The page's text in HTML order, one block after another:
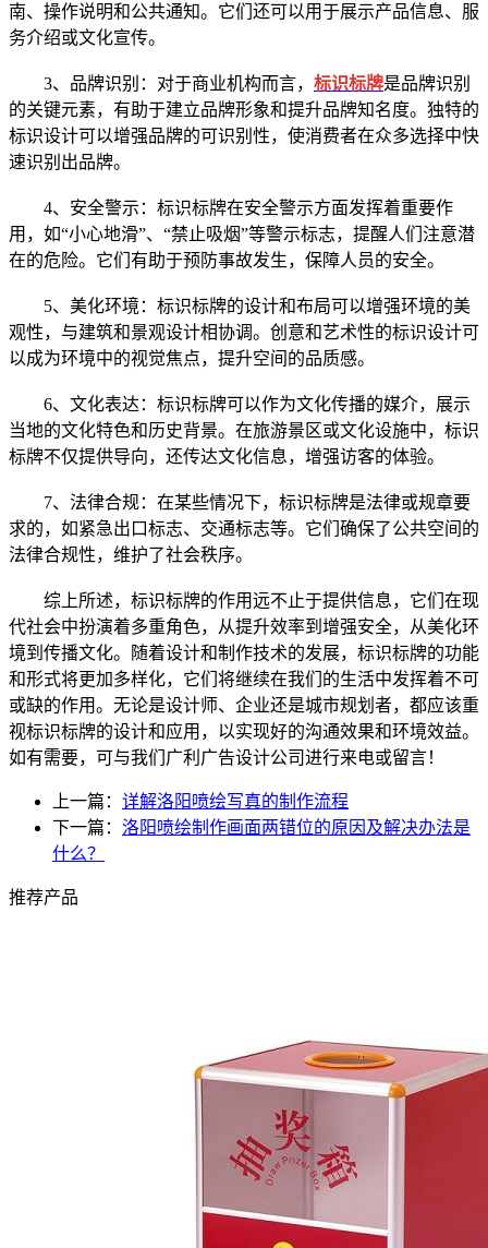
南、操作说明和公共通知。它们还可以用于展示产品信息、服
务介绍或文化宣传。
3、品牌识别：对于商业机构而言， 标识标牌是品牌识别
的关键元素，有助于建立品牌形象和提升品牌知名度。独特的
标识设计可以增强品牌的可识别性，使消费者在众多选择中快
速识别出品牌。
4、安全警示：标识标牌在安全警示方面发挥着重要作
用，如“小心地滑”、“禁止吸烟”等警示标志，提醒人们注意潜
在的危险。它们有助于预防事故发生，保障人员的安全。
5、美化环境：标识标牌的设计和布局可以增强环境的美
观性，与建筑和景观设计相协调。创意和艺术性的标识设计可
以成为环境中的视觉焦点，提升空间的品质感。
6、文化表达：标识标牌可以作为文化传播的媒介，展示
当地的文化特色和历史背景。在旅游景区或文化设施中，标识
标牌不仅提供导向，还传达文化信息，增强访客的体验。
7、法律合规：在某些情况下，标识标牌是法律或规章要
求的，如紧急出口标志、交通标志等。它们确保了公共空间的
法律合规性，维护了社会秩序。
综上所述， 标识标牌的作用远不止于提供信息，它们在现
代社会中扮演着多重角色，从提升效率到增强安全，从美化环
境到传播文化。随着设计和制作技术的发展，标识标牌的功能
和形式将更加多样化，它们将继续在我们的生活中发挥着不可
或缺的作用。无论是设计师、企业还是城市规划者，都应该重
视标识标牌的设计和应用，以实现好的沟通效果和环境效益。
如有需要，可与我们广利广告设计公司进行来电或留言！
上一篇： 详解洛阳喷绘写真的制作流程
下一篇： 洛阳喷绘制作画面两错位的原因及解决办法是
什么？
推荐产品